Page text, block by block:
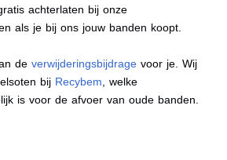
achterlaten bij onze
als je bij ons jouw banden koopt.
deverwijderingsbijdrage voor je. Wij
bij Recybem , welke
is voor de afvoer van oude banden.